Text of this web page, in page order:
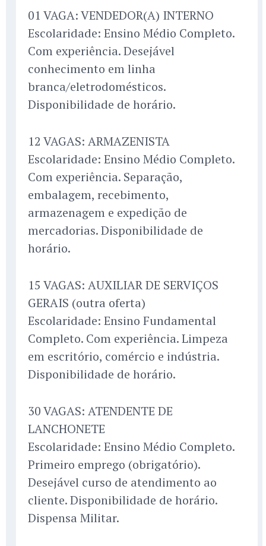
01 VAGA: VENDEDOR(A) INTERNO
Escolaridade: Ensino Médio Completo.
Com experiência. Desejável
conhecimento em linha
branca/eletrodomésticos.
Disponibilidade de horário.
12 VAGAS: ARMAZENISTA
Escolaridade: Ensino Médio Completo.
Com experiência. Separação,
embalagem, recebimento,
armazenagem e expedição de
mercadorias. Disponibilidade de
horário.
15 VAGAS: AUXILIAR DE SERVIÇOS
GERAIS (outra oferta)
Escolaridade: Ensino Fundamental
Completo. Com experiência. Limpeza
em escritório, comércio e indústria.
Disponibilidade de horário.
30 VAGAS: ATENDENTE DE
LANCHONETE
Escolaridade: Ensino Médio Completo.
Primeiro emprego (obrigatório).
Desejável curso de atendimento ao
cliente. Disponibilidade de horário.
Dispensa Militar.